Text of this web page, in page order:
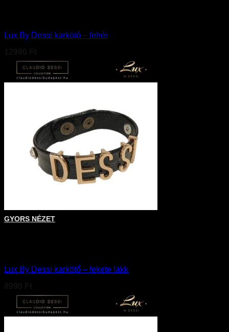
Lux By Dessi karkötő – fehér
+
GYORS NÉZET
Lux By Dessi karkötő – fekete lakk